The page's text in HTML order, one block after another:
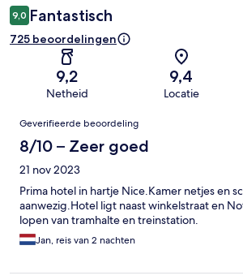
9,0 Fantastisch
725 beoordelingen
9,2
Netheid
9,4
Locatie
Beoordelingen
Geverifieerde beoordeling
8/10 – Zeer goed
21 nov 2023
Prima hotel in hartje Nice.Kamer netjes en
aanwezig.Hotel ligt naast winkelstraat en
lopen van tramhalte en treinstation.
Jan, reis van 2 nachten